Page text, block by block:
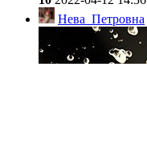
Нева_Петровна